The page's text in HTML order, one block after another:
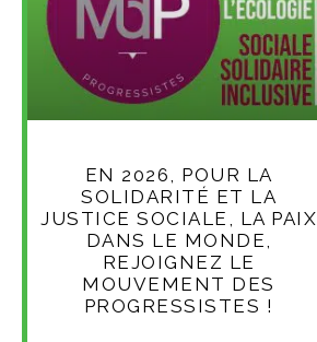
EN 2026, POUR LA
SOLIDARITÉ ET LA
JUSTICE SOCIALE, LA PAIX
DANS LE MONDE,
REJOIGNEZ LE
MOUVEMENT DES
PROGRESSISTES !